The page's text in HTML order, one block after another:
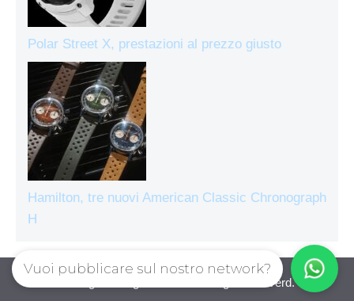
Polar Street X, prestazioni al prezzo giusto
Hamilton, tre nuovi American Classic Chronograph
H
Orologiecronografi © 2026. All right reserverd.
Vuoi pubblicare sul nostro network?